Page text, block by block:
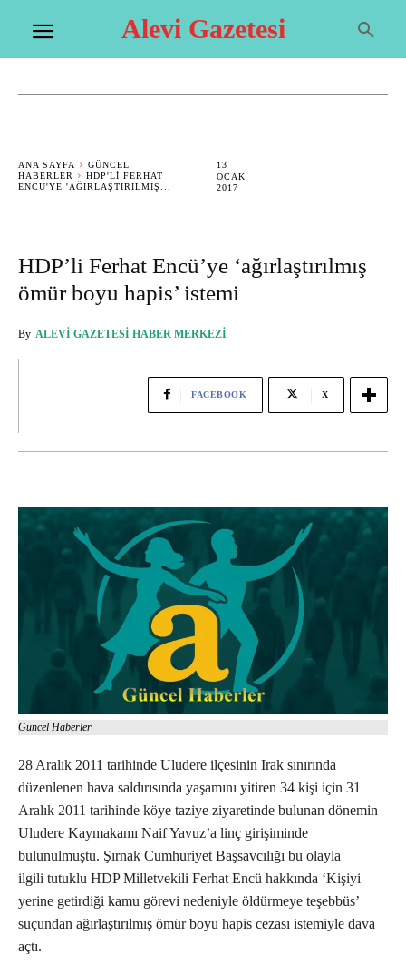
Alevi Gazetesi
ANA SAYFA
GÜNCEL
HABERLER
HDP'LI FERHAT
ENCÜ'YE 'AĞIRLAŞTIRILMIŞ...
13
OCAK
2017
HDP’li Ferhat Encü’ye ‘ağırlaştırılmış
ömür boyu hapis’ istemi
By ALEVI GAZETESI HABER MERKEZI
FACEBOOK X
Güncel Haberler
28 Aralık 2011 tarihinde Uludere ilçesinin Irak sınırında
düzenlenen hava saldırısında yaşamını yitiren 34 kişi için 31
Aralık 2011 tarihinde köye taziye ziyaretinde bulunan dönemin
Uludere Kaymakamı Naif Yavuz’a linç girişiminde
bulunulmuştu. Şırnak Cumhuriyet Başsavcılığı bu olayla
ilgili tutuklu HDP Milletvekili Ferhat Encü hakkında ‘Kişiyi
yerine getirdiği kamu görevi nedeniyle öldürmeye teşebbüs’
suçundan ağırlaştırılmış ömür boyu hapis cezası istemiyle dava
açtı.